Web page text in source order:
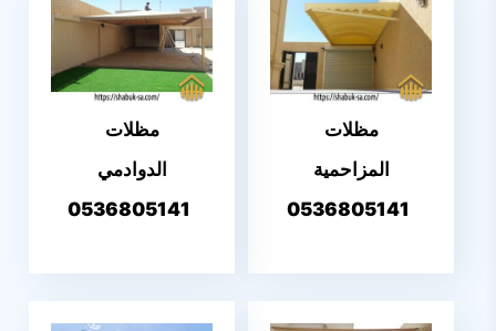
مظلات
المزاحمية
0536805141
مظلات
الدوادمي
0536805141